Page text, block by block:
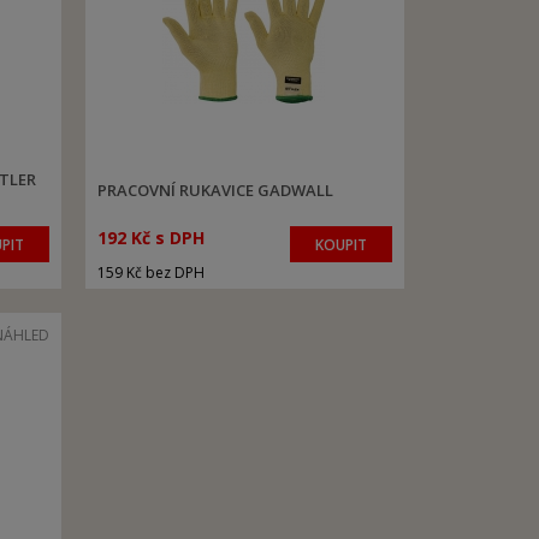
PRACOVNÍ RUKAVICE GADWALL
192 Kč s DPH
159 Kč bez DPH
KOUPIT